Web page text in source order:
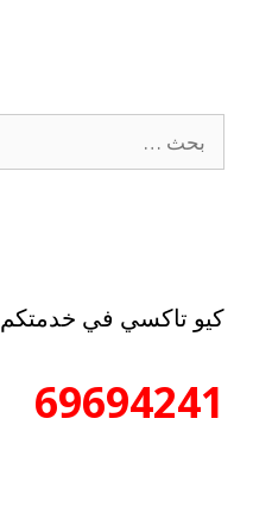
كيو تاكسي في خدمتكم
69694241